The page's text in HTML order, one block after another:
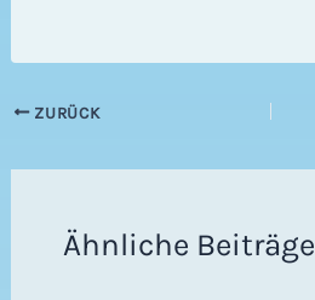
ZURÜCK
Ähnliche Beiträge